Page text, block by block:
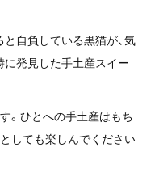
自負している黒猫が、気
発見した手土産スイー
。ひとへの手土産はもち
しても楽しんでください